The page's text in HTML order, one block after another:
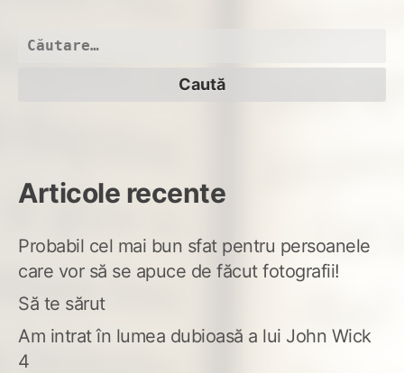
Caută
Articole recente
Probabil cel mai bun sfat pentru persoanele
care vor să se apuce de făcut fotografii!
Să te sărut
Am intrat în lumea dubioasă a lui John Wick
4